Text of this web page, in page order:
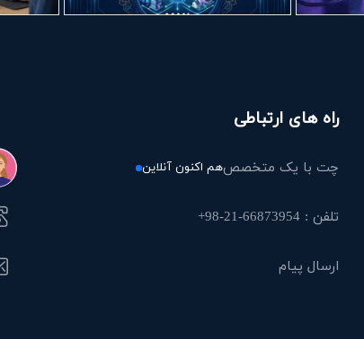
راه های ارتباطی
چت با یک متخصصهم اکنون آنلاین
تلفن : 66873954-21-98+
ارسال پیام